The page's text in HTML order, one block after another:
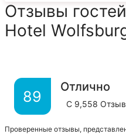
Отзывы
Hotel
89
Отлично
С 9,558
Проверенные отзывы,